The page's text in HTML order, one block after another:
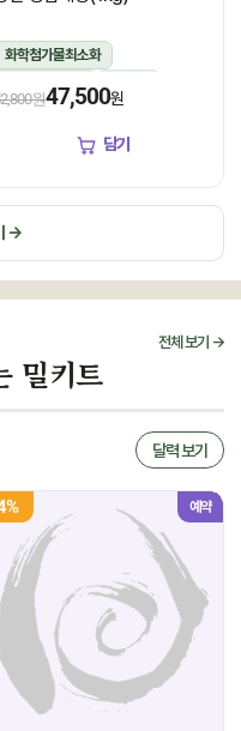
화학첨가물최소화
원47,500원
담기
→
전체 보기 →
밀키트
달력 보기
예약